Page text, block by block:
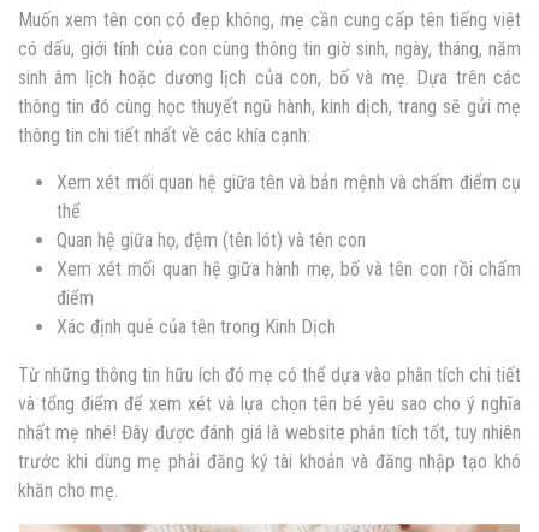
Muốn xem tên con có đẹp không, mẹ cần cung cấp tên tiếng việt
có dấu, giới tính của con cùng thông tin giờ sinh, ngày, tháng, năm
sinh âm lịch hoặc dương lịch của con, bố và mẹ. Dựa trên các
thông tin đó cùng học thuyết ngũ hành, kinh dịch, trang sẽ gửi mẹ
thông tin chi tiết nhất về các khía cạnh:
Xem xét mối quan hệ giữa tên và bản mệnh và chấm điểm cụ
thể
Quan hệ giữa họ, đệm (tên lót) và tên con
Xem xét mối quan hệ giữa hành mẹ, bố và tên con rồi chấm
điểm
Xác định quẻ của tên trong Kinh Dịch
Từ những thông tin hữu ích đó mẹ có thể dựa vào phân tích chi tiết
và tổng điểm để xem xét và lựa chọn tên bé yêu sao cho ý nghĩa
nhất mẹ nhé! Đây được đánh giá là website phân tích tốt, tuy nhiên
trước khi dùng mẹ phải đăng ký tài khoản và đăng nhập tạo khó
khăn cho mẹ.